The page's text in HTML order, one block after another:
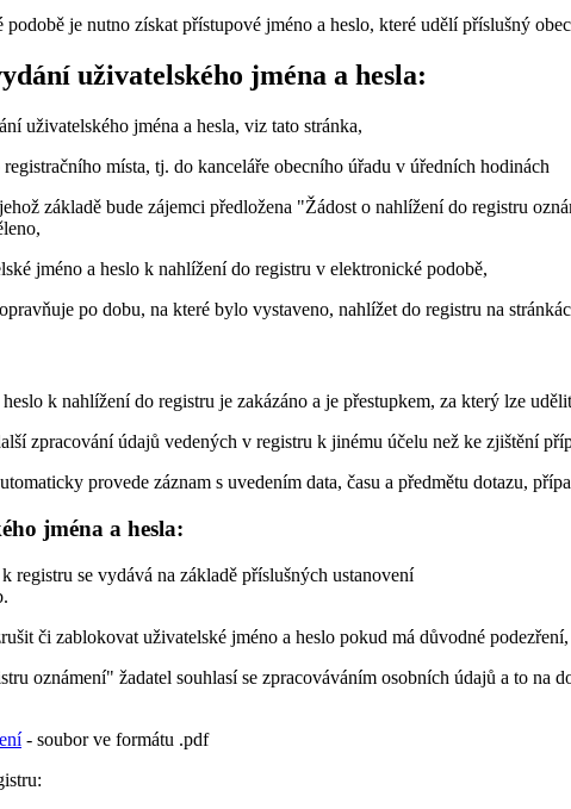
je nutno získat přístupové jméno a heslo, které udělí příslušný
uživatelského jména a hesla:
uživatelského jména a hesla, viz tato stránka,
místa, tj. do kanceláře obecního úřadu v úředních hodinách
základě bude zájemci předložena "Žádost o nahlížení do registru
jméno a heslo k nahlížení do registru v elektronické podobě,
po dobu, na které bylo vystaveno, nahlížet do registru na
k nahlížení do registru je zakázáno a je přestupkem, za který lze
zpracování údajů vedených v registru k jinému účelu než ke zjištění
provede záznam s uvedením data, času a předmětu dotazu,
jména a hesla:
registru se vydává na základě příslušných ustanovení
či zablokovat uživatelské jméno a heslo pokud má důvodné
oznámení" žadatel souhlasí se zpracováváním osobních údajů a to
- soubor ve formátu .pdf